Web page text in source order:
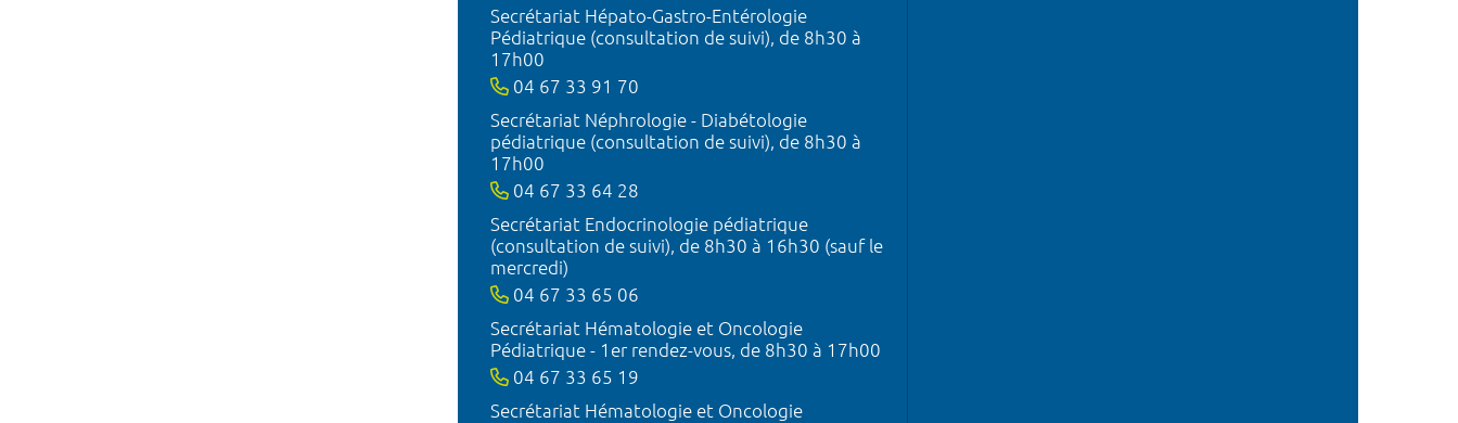
Secrétariat Hépato-Gastro-Entérologie
Pédiatrique (consultation de suivi), de 8h30 à
17h00
04 67 33 91 70
Secrétariat Néphrologie - Diabétologie
pédiatrique (consultation de suivi), de 8h30 à
17h00
04 67 33 64 28
Secrétariat Endocrinologie pédiatrique
(consultation de suivi), de 8h30 à 16h30 (sauf le
mercredi)
04 67 33 65 06
Secrétariat Hématologie et Oncologie
Pédiatrique - 1er rendez-vous, de 8h30 à 17h00
04 67 33 65 19
Secrétariat Hématologie et Oncologie